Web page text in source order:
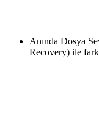
Anında Dosya
Recovery) ile